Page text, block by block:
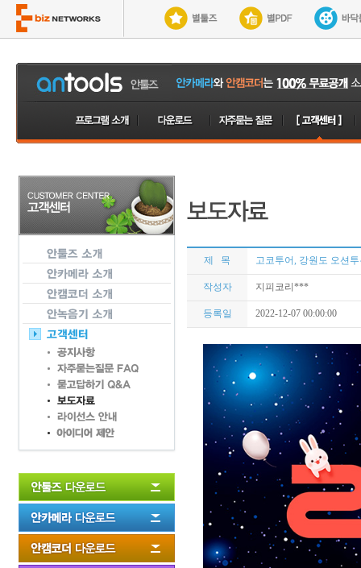
제 목 고코투어, 강원도 오션
작성자 지피코리***
등록일 2022-12-07 00:00:00